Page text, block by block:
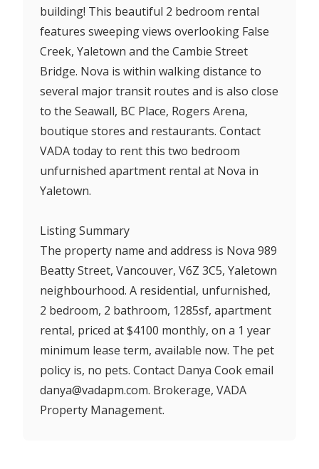
building! This beautiful 2 bedroom rental
features sweeping views overlooking False
Creek, Yaletown and the Cambie Street
Bridge. Nova is within walking distance to
several major transit routes and is also close
to the Seawall, BC Place, Rogers Arena,
boutique stores and restaurants. Contact
VADA today to rent this two bedroom
unfurnished apartment rental at Nova in
Yaletown.
Listing Summary
The property name and address is Nova 989
Beatty Street, Vancouver, V6Z 3C5, Yaletown
neighbourhood. A residential, unfurnished,
2 bedroom, 2 bathroom, 1285sf, apartment
rental, priced at $4100 monthly, on a 1 year
minimum lease term, available now. The pet
policy is, no pets. Contact Danya Cook email
danya@vadapm.com. Brokerage, VADA
Property Management.